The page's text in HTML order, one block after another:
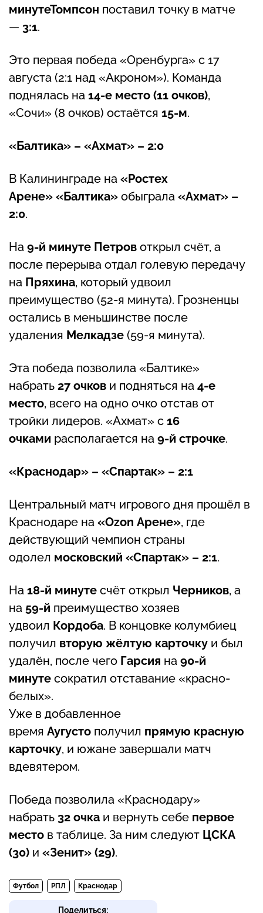
минутеТомпсон поставил точку в матче
— 3:1.
Это первая победа «Оренбурга» с 17
августа (2:1 над «Акроном»). Команда
поднялась на 14-е место (11 очков),
«Сочи» (8 очков) остаётся 15-м.
«Балтика» – «Ахмат» – 2:0
В Калининграде на «Ростех
Арене» «Балтика» обыграла «Ахмат» –
2:0.
На 9-й минуте Петров открыл счёт, а
после перерыва отдал голевую передачу
на Пряхина, который удвоил
преимущество (52-я минута). Грозненцы
остались в меньшинстве после
удаления Мелкадзе (59-я минута).
Эта победа позволила «Балтике»
набрать 27 очков и подняться на 4-е
место, всего на одно очко отстав от
тройки лидеров. «Ахмат» с 16
очками располагается на 9-й строчке.
«Краснодар» – «Спартак» – 2:1
Центральный матч игрового дня прошёл в
Краснодаре на «Ozon Арене», где
действующий чемпион страны
одолел московский «Спартак» – 2:1.
На 18-й минуте счёт открыл Черников, а
на 59-й преимущество хозяев
удвоил Кордоба. В концовке колумбиец
получил вторую жёлтую карточку и был
удалён, после чего Гарсия на 90-й
минуте сократил отставание «красно-
белых».
Уже в добавленное
время Аугусто получил прямую красную
карточку, и южане завершали матч
вдевятером.
Победа позволила «Краснодару»
набрать 32 очка и вернуть себе первое
место в таблице. За ним следуют ЦСКА
(30) и «Зенит» (29).
Футбол РПЛ Краснодар
Поделиться: